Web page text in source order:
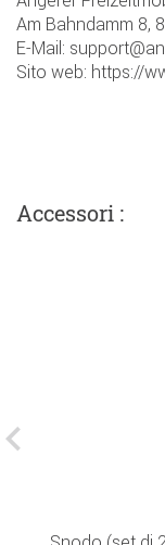
Am Bahndamm 8,
E-Mail:
Sito web: https://
Accessori :